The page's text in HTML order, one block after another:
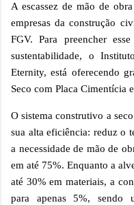
A escassez de mão de
empresas da construção
FGV. Para preencher
sustentabilidade, o
Eternity, está oferecendo
Seco com Placa Cimentícia
O sistema construtivo a
sua alta eficiência: reduz o
a necessidade de mão de
em até 75%. Enquanto a
até 30% em materiais, a
para apenas 5%, sendo